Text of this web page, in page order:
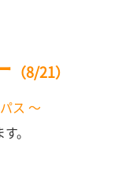
（8/21）
ス ～
。